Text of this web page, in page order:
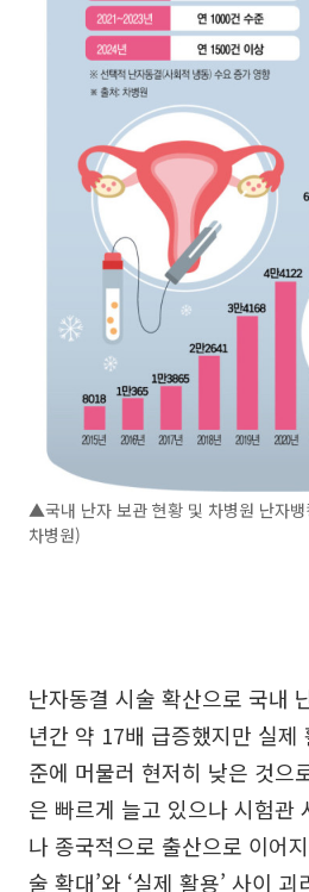
▲국내 난자 보관 현황 및 차병원 난자
차병원)
난자동결 시술 확산으로 국내
년간 약 17배 급증했지만 실제
준에 머물러 현저히 낮은 것으
은 빠르게 늘고 있으나 시험관
나 종국적으로 출산으로 이어
술 확대’와 ‘실제 활용’ 사이